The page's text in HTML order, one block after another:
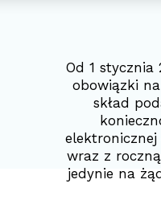
Od 1 stycznia
obowiązki
skład
elektronicznej
wraz z
jedynie na